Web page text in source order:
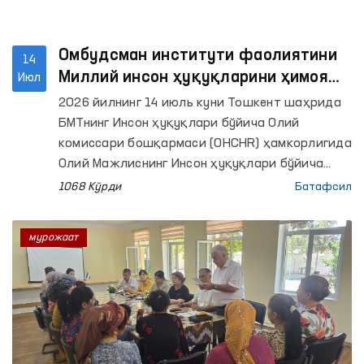
14
Июл
Омбудсман институти фаолиятини
Миллий инсон ҳуқуқларини ҳимоя
қилиш муассасаларининг Глобал
альянси (GANHRI) талаблари бўйича
такомиллаштириш масалалари
муҳокама қилинди
2026 йилнинг 14 июль куни Тошкент шаҳрида
БМТнинг Инсон ҳуқуқлари бўйича Олий
комиссари бошқармаси (OHCHR) ҳамкорлигида
Олий Мажлиснинг Инсон ҳуқуқлари бўйича
вакили (омбудсман) институтини халқаро
такомиллаштиришга бағишланган икки кунлик
семинар-тренинг ўз ишини бошлади.
1068 Кўрди Батафсил
мурожаат